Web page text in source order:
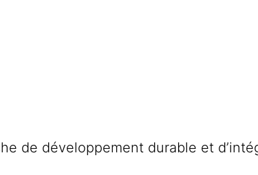
de développement durable et